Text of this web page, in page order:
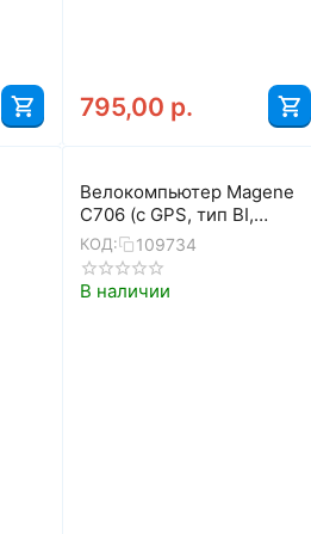
795,00 р.
Велокомпьютер Magene
C706 (с GPS, тип BI,
чёрный)
КОД: 109734
В наличии